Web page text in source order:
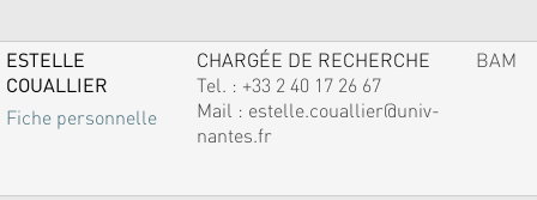
ESTELLE
COUALLIER
Fiche personnelle
CHARGÉE DE RECHERCHE
Tel. : +33 2 40 17 26 67
Mail : estelle.couallier@univ-
nantes.fr
BAM